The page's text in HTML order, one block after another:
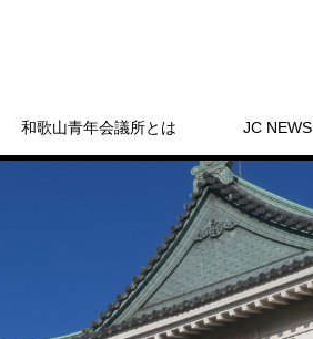
和歌山青年会議所とは JC NEWS